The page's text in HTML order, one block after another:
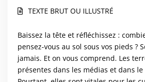
TEXTE BRUT OU ILLUSTRÉ
Baissez la tête et réfléchissez :
pensez-vous au sol sous vos pieds ?
jamais. Et on vous comprend. Les
présentes dans les médias et dans